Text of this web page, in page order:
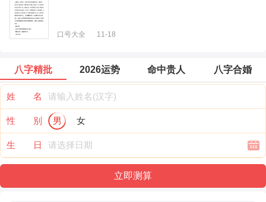
口号大全 11-18
八字精批 2026运势 命中贵人 八字合婚
姓 名
性 别 男 女
生 日